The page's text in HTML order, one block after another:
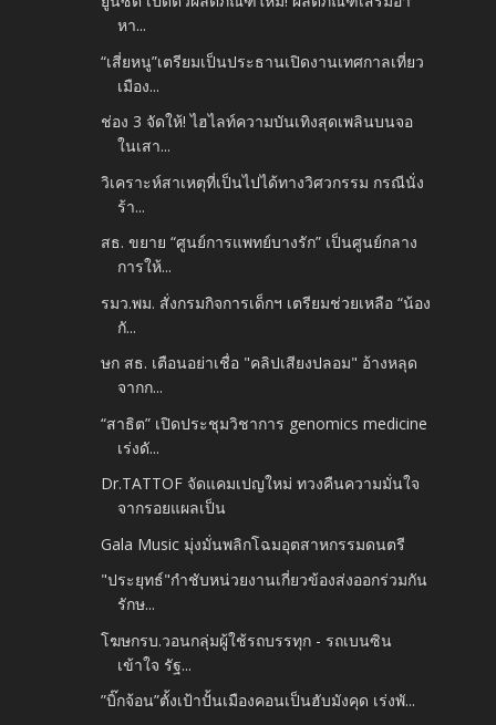
หา...
“เสี่ยหนู”เตรียมเป็นประธานเปิดงานเทศกาลเที่ยว
เมือง...
ช่อง 3 จัดให้! ไฮไลท์ความบันเทิงสุดเพลินบนจอ
ในเสา...
วิเคราะห์สาเหตุที่เป็นไปได้ทางวิศวกรรม กรณีนั่ง
ร้า...
สธ. ขยาย “ศูนย์การแพทย์บางรัก” เป็นศูนย์กลาง
การให้...
รมว.พม. สั่งกรมกิจการเด็กฯ เตรียมช่วยเหลือ “น้อง
กั...
ษก สธ. เตือนอย่าเชื่อ "คลิปเสียงปลอม" อ้างหลุด
จากก...
“สาธิต” เปิดประชุมวิชาการ genomics medicine
เร่งดั...
Dr.TATTOF จัดแคมเปญใหม่ ทวงคืนความมั่นใจ
จากรอยแผลเป็น
Gala Music มุ่งมั่นพลิกโฉมอุตสาหกรรมดนตรี
"ประยุทธ์"กำชับหน่วยงานเกี่ยวข้องส่งออกร่วมกัน
รักษ...
โฆษกรบ.วอนกลุ่มผู้ใช้รถบรรทุก - รถเบนซิน
เข้าใจ รัฐ...
”บิ๊กจ้อน”ตั้งเป้าปั้นเมืองคอนเป็นฮับมังคุด เร่งพั...